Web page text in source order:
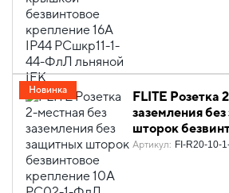
FLITE Розетка
заземления
шторок
крепление
Артикул: FI-R20-10-
Новинка